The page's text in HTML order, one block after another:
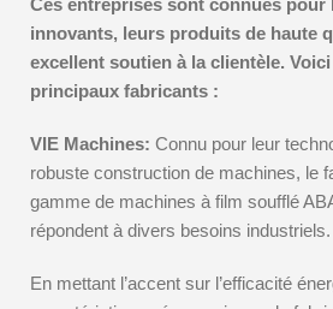
Ces entreprises sont connues pour
innovants, leurs produits de haute
excellent soutien à la clientèle.
principaux fabricants :
VIE Machines: Connu pour leur
robuste construction de machines, le
gamme de machines à film soufflé
répondent à divers besoins industriels.
En mettant l’accent sur l’efficacité